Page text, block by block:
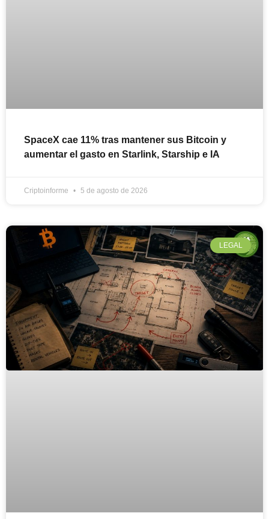
SpaceX cae 11% tras mantener sus Bitcoin y
aumentar el gasto en Starlink, Starship e IA
Criptoinforme 5 de agosto de 2026
LEGAL